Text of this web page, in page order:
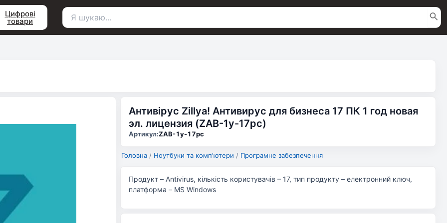
Цифрові
товари
Пошук
Антивірус Zillya! Антивирус для бизнеса 17 ПК 1 год новая
эл. лицензия (ZAB-1y-17pc)
Артикул:ZAB-1y-17pc
Головна / Ноутбуки та комп'ютери / Програмне забезпечення
Продукт – Antivirus, кількість користувачів – 17, тип продукту – електронний ключ,
платформа – MS Windows